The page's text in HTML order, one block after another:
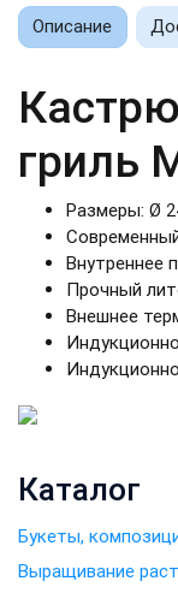
Описание
гриль
Размеры: Ø
Внутреннее
Прочный
Внешнее
Каталог
Букеты,
Выращивание